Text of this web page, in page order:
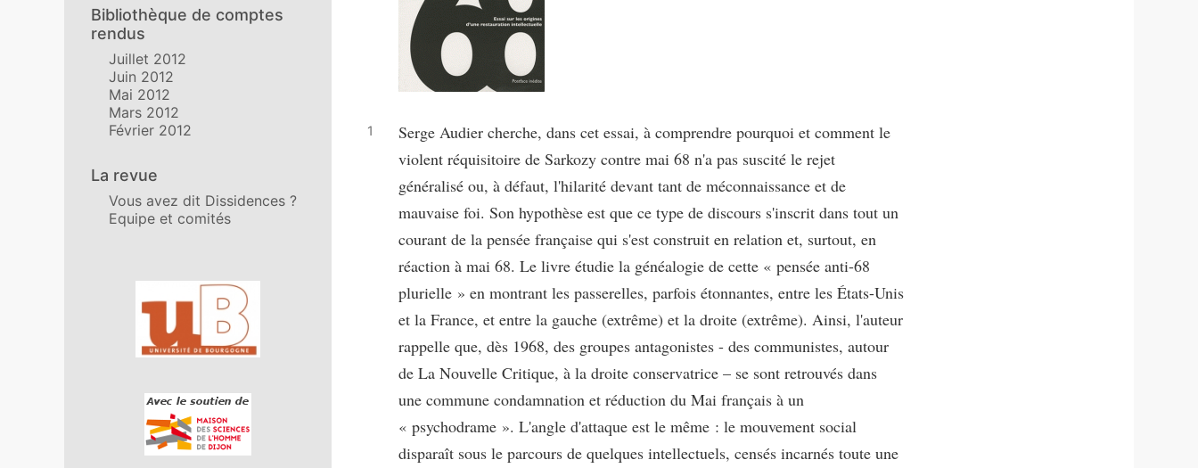
Bibliothèque de comptes
rendus
Juillet 2012
Juin 2012
Mai 2012
Mars 2012
Février 2012
La revue
Vous avez dit Dissidences ?
Equipe et comités
Affiliations/partenaires
Serge Audier cherche, dans cet essai, à comprendre pourquoi et comment le
violent réquisitoire de Sarkozy contre mai 68 n'a pas suscité le rejet
généralisé ou, à défaut, l'hilarité devant tant de méconnaissance et de
mauvaise foi. Son hypothèse est que ce type de discours s'inscrit dans tout un
courant de la pensée française qui s'est construit en relation et, surtout, en
réaction à mai 68. Le livre étudie la généalogie de cette « pensée anti-68
plurielle » en montrant les passerelles, parfois étonnantes, entre les États-Unis
et la France, et entre la gauche (extrême) et la droite (extrême). Ainsi, l'auteur
rappelle que, dès 1968, des groupes antagonistes - des communistes, autour
de La Nouvelle Critique, à la droite conservatrice – se sont retrouvés dans
une commune condamnation et réduction du Mai français à un
« psychodrame ». L'angle d'attaque est le même : le mouvement social
disparaît sous le parcours de quelques intellectuels, censés incarnés toute une